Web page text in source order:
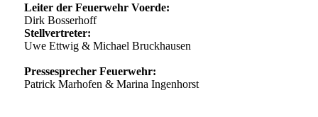
Leiter der Feuerwehr Voerde:
Dirk Bosserhoff
Stellvertreter:
Uwe Ettwig & Michael Bruckhausen
Pressesprecher Feuerwehr:
Patrick Marhofen & Marina Ingenhorst